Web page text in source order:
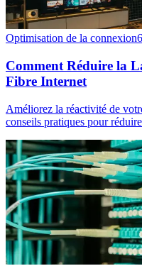
Optimisation de la connexion6
Comment Réduire la
Fibre Internet
Améliorez la réactivité de
conseils pratiques pour